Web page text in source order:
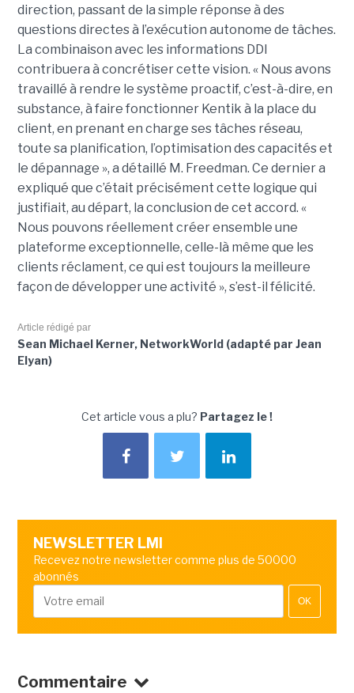
direction, passant de la simple réponse à des
questions directes à l’exécution autonome de tâches.
La combinaison avec les informations DDI
contribuera à concrétiser cette vision. « Nous avons
travaillé à rendre le système proactif, c’est-à-dire, en
substance, à faire fonctionner Kentik à la place du
client, en prenant en charge ses tâches réseau,
toute sa planification, l’optimisation des capacités et
le dépannage », a détaillé M. Freedman. Ce dernier a
expliqué que c’était précisément cette logique qui
justifiait, au départ, la conclusion de cet accord. «
Nous pouvons réellement créer ensemble une
plateforme exceptionnelle, celle-là même que les
clients réclament, ce qui est toujours la meilleure
façon de développer une activité », s’est-il félicité.
Article rédigé par
Sean Michael Kerner, NetworkWorld (adapté par Jean
Elyan)
Cet article vous a plu? Partagez le !
NEWSLETTER LMI
Recevez notre newsletter comme plus de 50000
abonnés
OK
Commentaire